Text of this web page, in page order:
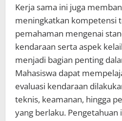
Kerja sama ini juga
meningkatkan kompetensi
pemahaman mengenai
kendaraan serta aspek
menjadi bagian penting
Mahasiswa dapat
evaluasi kendaraan
teknis, keamanan, hingga
yang berlaku. Pengetahuan